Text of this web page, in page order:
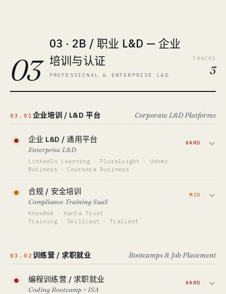
讲师自带流量 + 模板 SEO
Kajabi $200M+ ARR · Teachable Hotmart 收购
最适合 · BEST FIT
资金底线 · CAPITAL
GTM · SALES MOTION
教师 KOL + TikTok / Twitter PLG
MagicSchool 100 万老师注册 / 12 个月
PLG 极客 + 教育行业老炮
查看深度分析 →
03
03 · 2B / 职业 L&D — 企业
培训与认证
PROFESSIONAL & ENTERPRISE L&D
TRACKS
3
03.01 企业培训 / L&D 平台 Corporate L&D Platforms
企业 L&D / 通用平台
Enterprise L&D
LinkedIn Learning · Pluralsight ·
Udemy
Business
· Coursera Business
LinkedIn / Pluralsight 已锁死技术 + 通用
赛道，新进只能做行业垂直 (护理、合
规、销售)。
GTM · SALES MOTION
标杆 · BENCHMARK
LinkedIn Learning · Pluralsight $400M+ ARR
HARD
合规 / 安全培训
Compliance Training SaaS
KnowBe4 ·
Vanta Trust
Training · Skillcast · Traliant
高，KnowBe4 ~$300M ARR 已上市。
资金底线 · CAPITAL
$300K-3M
MID
03.02 训练营 / 求职就业 Bootcamps & Job Placement
编程训练营 / 求职就业
Coding Bootcamp + ISA
HARD